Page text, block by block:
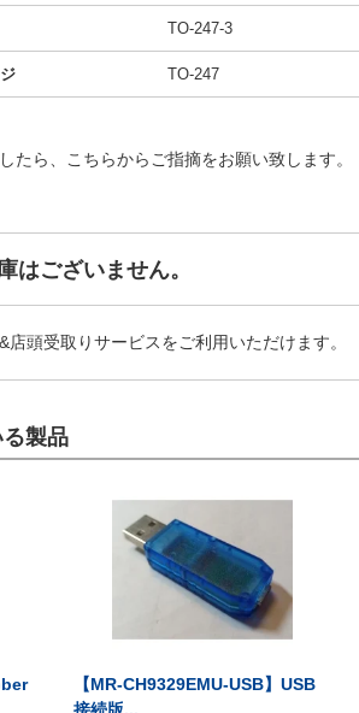
TO-247-3
TO-247
たら、こちらからご指摘をお願い致します。
はございません。
頭受取りサービスをご利用いただけます。
製品
【MR-CH9329EMU-USB】USB